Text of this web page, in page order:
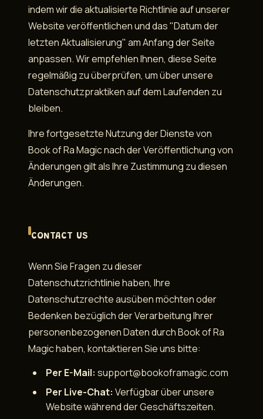
indem wir die aktualisierte Richtlinie auf unserer
Website veröffentlichen und das "Datum der
letzten Aktualisierung" am Anfang der Seite
anpassen. Wir empfehlen Ihnen, diese Seite
regelmäßig zu überprüfen, um über unsere
Datenschutzpraktiken auf dem Laufenden zu
bleiben.
Ihre fortgesetzte Nutzung der Dienste von
Book of Ra Magic nach der Veröffentlichung von
Änderungen gilt als Ihre Zustimmung zu diesen
Änderungen.
CONTACT US
Wenn Sie Fragen zu dieser
Datenschutzrichtlinie haben, Ihre
Datenschutzrechte ausüben möchten oder
Bedenken bezüglich der Verarbeitung Ihrer
personenbezogenen Daten durch Book of Ra
Magic haben, kontaktieren Sie uns bitte:
Per E-Mail: support@bookoframagic.com
Per Live-Chat: Verfügbar über unsere
Website während der Geschäftszeiten.